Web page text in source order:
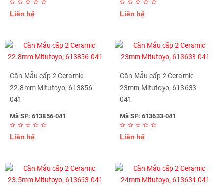
Liên hệ Liên hệ
Căn Mẫu cấp 2 Ceramic
22.8mm Mitutoyo, 613856-
041
Mã SP: 613856-041
Liên hệ
Căn Mẫu cấp 2 Ceramic
23mm Mitutoyo, 613633-
041
Mã SP: 613633-041
Liên hệ